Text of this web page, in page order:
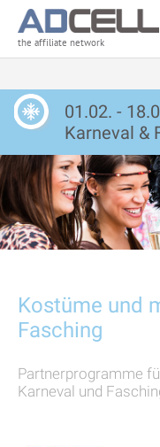
the affiliate network
01.02. -
Karneval &
Kostüme und
Fasching
Partnerprogramme
Karneval und